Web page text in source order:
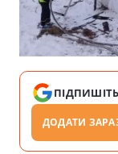
ДОДАТИ